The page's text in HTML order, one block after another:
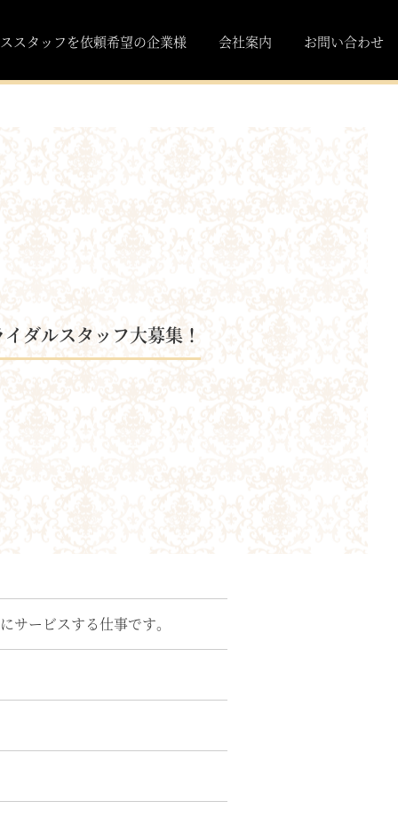
スタッフを依頼希望の企業様 会社案内 お問い合わせ
ダルスタッフ大募集！
ービスする仕事です。